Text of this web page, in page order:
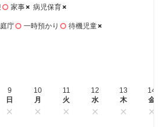
家事 病児保育
庁 一時預かり 待機児童
9
日
10
月
11
火
12
水
13
木
14
金